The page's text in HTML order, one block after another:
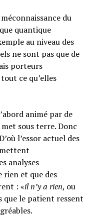
du
quantique
au niveau des
ne sont pas que de
porteurs
ce qu’elles
animé par de
sous terre. Donc
l’essor actuel des
analyses
rien et que des
: «il n’y a rien, ou
que le patient ressent